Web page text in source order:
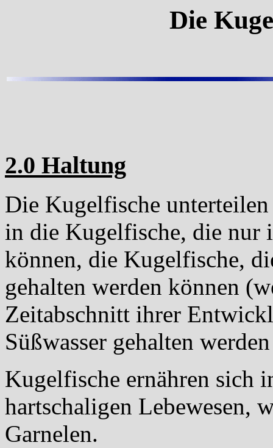
Die
2.0 Haltung
Die Kugelfische
in die Kugelfische, die nur
können, die Kugelfische,
gehalten werden können
Zeitabschnitt ihrer
Süßwasser gehalten
Kugelfische ernähren sich
hartschaligen Lebewesen,
Garnelen.